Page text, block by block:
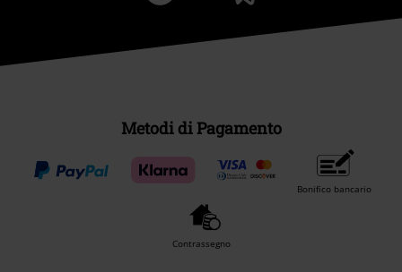
Metodi di Pagamento
Bonifico bancario
Contrassegno